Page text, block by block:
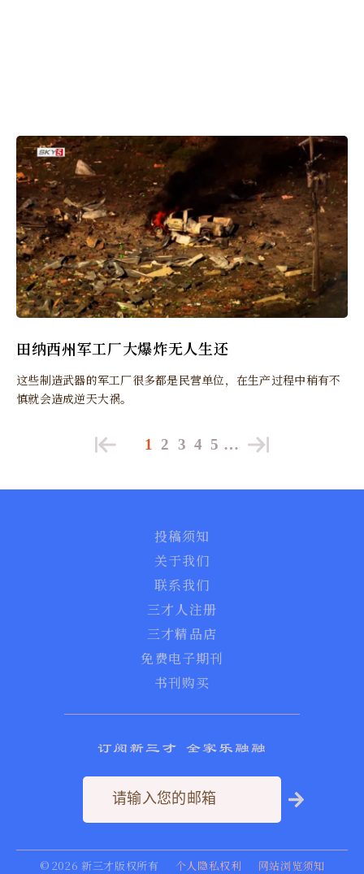
田纳西州军工厂大爆炸无人生还
这些制造武器的军工厂很多都是民营单位，在生产过程中稍有不
慎就会造成逆天大祸。
1 2 3 4 5 …
投稿须知
关于我们
联系我们
三才人注册
三才精品店
免费电子期刊
书刊购买
订阅新三才 全家乐融融
© 2026 新三才版权所有 个人隐私权利 网站浏览须知